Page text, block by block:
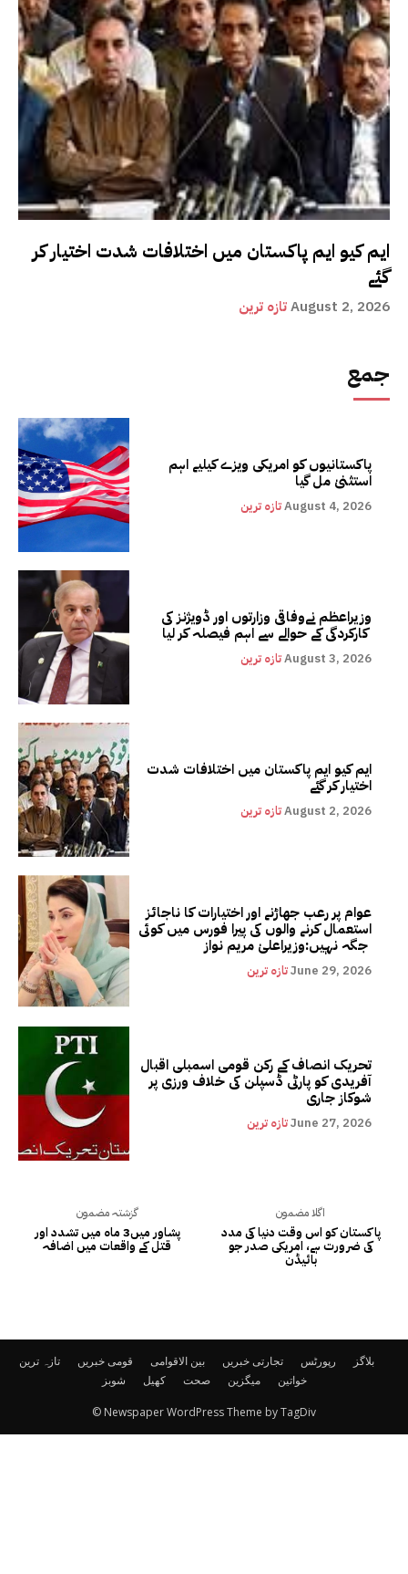
ایم کیو ایم پاکستان میں اختلافات شدت اختیار کر
گئے
تازہ ترینAugust 2, 2026
جمع
پاکستانیوں کو امریکی ویزے کیلیے اہم
استثنیٰ مل گیا
تازہ ترینAugust 4, 2026
وزیراعظم نےوفاقی وزارتوں اور ڈویژنز کی
کارکردگی کے حوالے سے اہم فیصلہ کر لیا
تازہ ترینAugust 3, 2026
ایم کیو ایم پاکستان میں اختلافات شدت
اختیار کر گئے
تازہ ترینAugust 2, 2026
عوام پر رعب جھاڑنے اور اختیارات کا ناجائز
استعمال کرنے والوں کی پیرا فورس میں کوئی
تازہ ترینJune 29, 2026
تحریک انصاف کے رکن قومی اسمبلی اقبال
آفریدی کو پارٹی ڈسپلن کی خلاف ورزی پر
شوکاز جاری
تازہ ترینJune 27, 2026
گزشتہ مضمون
پشاور میں3 ماہ میں تشدد اور
قتل کے واقعات میں اضافہ
اگلا مضمون
پاکستان کو اس وقت دنیا کی مدد
کی ضرورت ہے، امریکی صدر جو
بائیڈن
تازہ ترین قومی خبریں بین الاقوامی تجارتی خبریں رپورٹس
بلاگز
شوبز
کھیل صحت میگزین خواتین
© Newspaper WordPress Theme by TagDiv